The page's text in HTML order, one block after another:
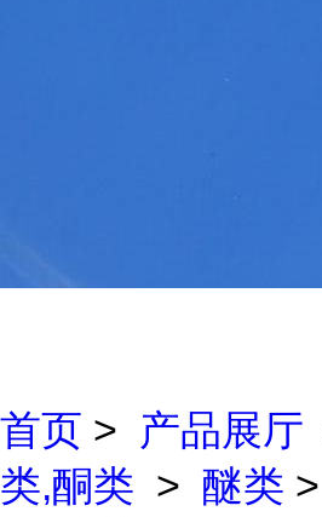
首页 > 产品展厅
类,酮类 > 醚类